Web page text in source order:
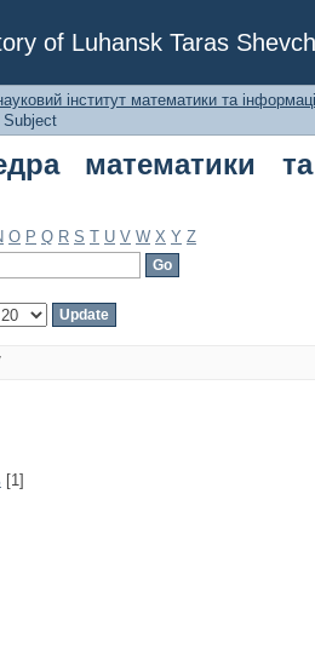
of Luhansk Taras
математики та
інститут математики та
Subject
математики
O P Q R S T U V W X Y Z
[1]